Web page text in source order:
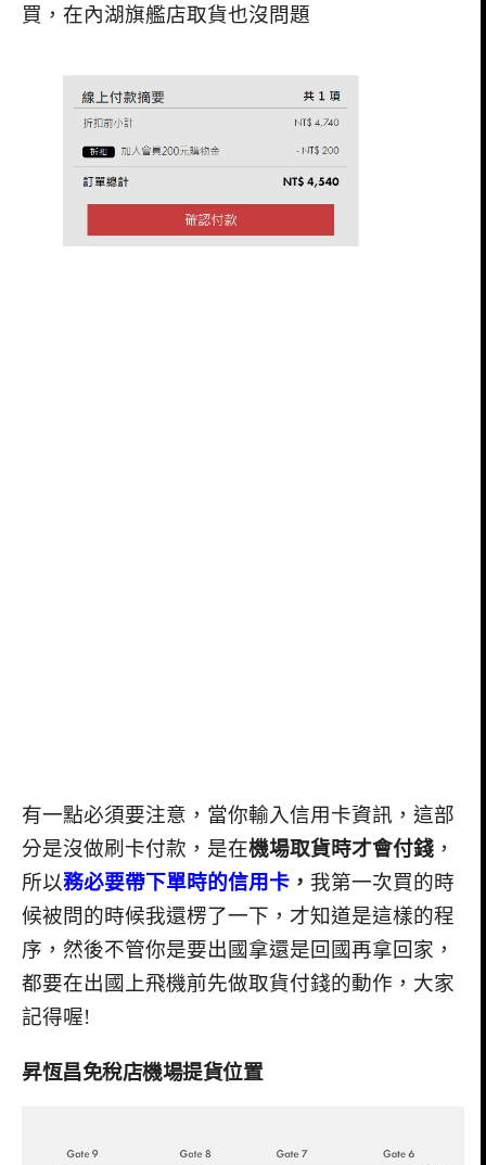
買，在內湖旗艦店取貨也沒問題
有一點必須要注意，當你輸入信用卡資訊，這部
分是沒做刷卡付款，是在機場取貨時才會付錢 ，
所以務必要帶下單時的信用卡 ， 我第一次買的時
候被問的時候我還楞了一下，才知道是這樣的程
序，然後不管你是要出國拿還是回國再拿回家，
都要在出國上飛機前先做取貨付錢的動作，大家
記得喔!
昇恆昌免稅店機場提貨位置